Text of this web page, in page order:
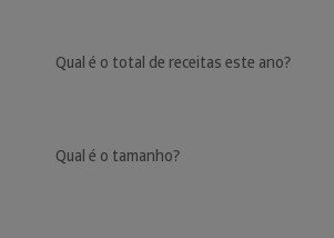
Qual é o total de receitas este ano?
Qual é o tamanho?